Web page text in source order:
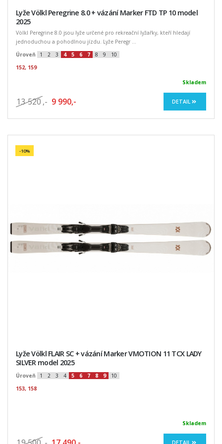
Lyže Völkl Peregrine 8.0 + vázání Marker FTD TP 10 model
2025
Völkl Peregrine 8.0 jsou lyže určené pro rekreační lyžařky, kteří hledají
jednoduchou a pohodlnou jízdu. Lyže Peregr ...
Úroveň
1 2 3 4 5 6 7 8 9
10
152, 159
Skladem
13 520 ,- 9 990,- DETAIL
-10%
Lyže Völkl FLAIR SC + vázání Marker VMOTION 11 TCX LADY
SILVER model 2025
Úroveň 1 2 3 4 5 6 7 8 9
10
153, 158
Skladem
DETAIL